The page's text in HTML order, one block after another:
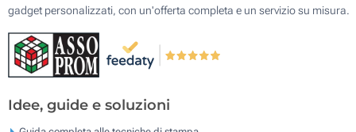
gadget personalizzati, con un'offerta completa e un servizio su misura.
Idee, guide e soluzioni